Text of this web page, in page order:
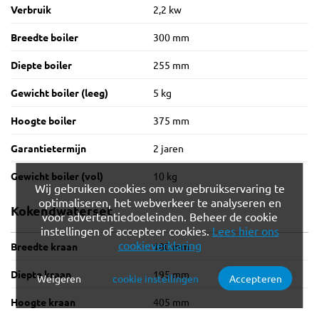
Verbruik 2,2 kw
Breedte boiler 300 mm
Diepte boiler 255 mm
Gewicht boiler (leeg) 5 kg
Hoogte boiler 375 mm
Garantietermijn 2 jaren
Gewicht boiler (vol) 10 kg
Kokendwaterset
Breedte kraan 180 mm
Diepte kraan 195 mm
Hoogte kraan 405 mm
Wij gebruiken cookies om uw gebruikservaring te
optimaliseren, het webverkeer te analyseren en
voor advertentiedoeleinden. Beheer de cookie
instellingen of accepteer cookies. Lees hier ons
cookieverklaring
Verplichte cookies Functionele cookies
Weigeren cookie instellingen Accepteren